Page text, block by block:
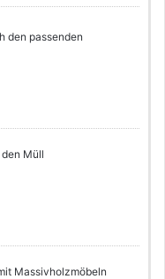
den passenden
Müll
Massivholzmöbeln